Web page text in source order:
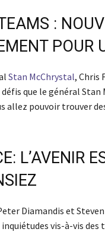
:
POUR
Stan McChrystal, Chris
que le général
allez pouvoir trouver
L’AVENIR
Diamandis et
vis-à-vis des